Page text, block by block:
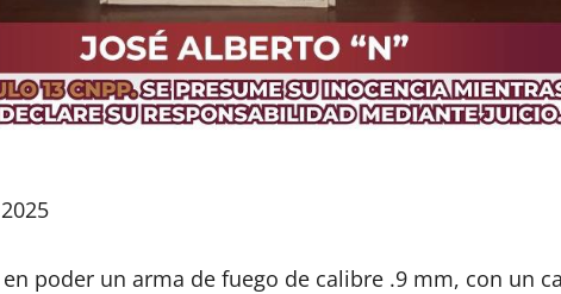
poder un arma de fuego de calibre .9 mm, con un